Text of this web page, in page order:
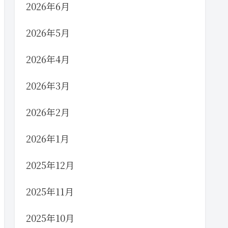
2026年6月
2026年5月
2026年4月
2026年3月
2026年2月
2026年1月
2025年12月
2025年11月
2025年10月